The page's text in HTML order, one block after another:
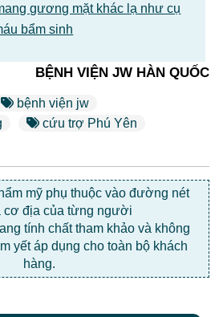
gương mặt khác lạ như cụ
bẩm sinh
BỆNH VIỆN JW HÀN QUỐC
bệnh viện jw
cứu trợ Phú Yên
mỹ phụ thuộc vào đường nét
cơ địa của từng người
tính chất tham khảo và không
yết áp dụng cho toàn bộ khách
hàng.